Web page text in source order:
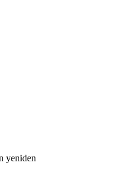
yeniden